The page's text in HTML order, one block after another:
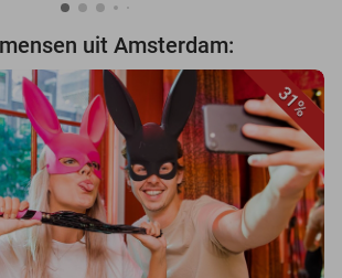
uit Amsterdam:
31%